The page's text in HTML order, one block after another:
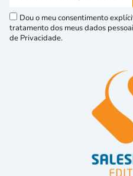
Dou o meu consentimento
tratamento dos meus dados
de Privacidade.